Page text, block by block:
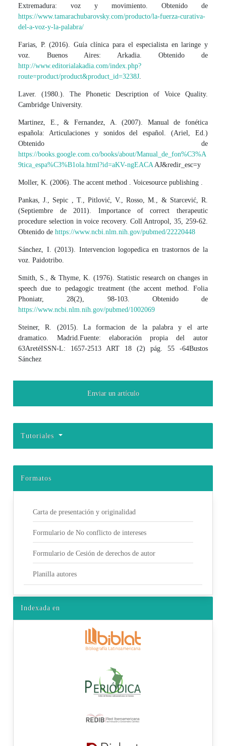
Extremadura: voz y movimiento. Obtenido de
https://www.tamarachubarovsky.com/producto/la-fuerza-curativa-
del-a-voz-y-la-palabra/
Farias, P. (2016). Guía clínica para el especialista en laringe y
voz. Buenos Aires: Arkadia. Obtenido de
http://www.editorialakadia.com/index.php?
route=product/product&product_id=3238J.
Laver. (1980.). The Phonetic Description of Voice Quality.
Cambridge University.
Martinez, E., & Fernandez, A. (2007). Manual de fonética
española: Articulaciones y sonidos del español. (Ariel, Ed.)
Obtenido de
https://books.google.com.co/books/about/Manual_de_fon%C3%A
9tica_espa%C3%B1ola.html?id=aKV-ngEACAAJ&redir_esc=y
Moller, K. (2006). The accent method . Voicesource publishing .
Pankas, J., Sepic , T., Pitlović, V., Rosso, M., & Starcević, R.
(Septiembre de 2011). Importance of correct therapeutic
procedure selection in voice recovery. Coll Antropol, 35, 259-62.
Obtenido dehttps://www.ncbi.nlm.nih.gov/pubmed/22220448
Sánchez, I. (2013). Intervencion logopedica en trastornos de la
voz. Paidotribo.
Smith, S., & Thyme, K. (1976). Statistic research on changes in
speech due to pedagogic treatment (the accent method. Folia
Phoniatr, 28(2), 98-103. Obtenido de
https://www.ncbi.nlm.nih.gov/pubmed/1002069
Steiner, R. (2015). La formacion de la palabra y el arte
dramatico. Madrid.Fuente: elaboración propia del autor
63AretéISSN-L: 1657-2513 ART 18 (2) pág. 55 -64Bustos
Sánchez
Enviar un artículo
Tutoriales
Formatos
Carta de presentación y originalidad
Formulario de No conflicto de intereses
Formulario de Cesión de derechos de autor
Planilla autores
Indexada en